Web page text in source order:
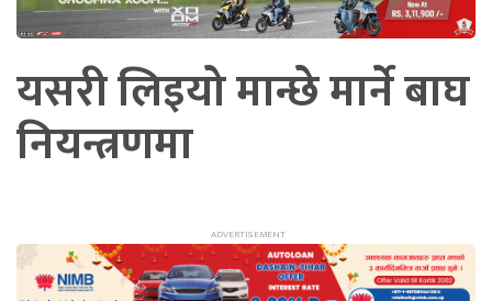
यसरी लिइयो मान्छे मार्ने बाघ
नियन्त्रणमा